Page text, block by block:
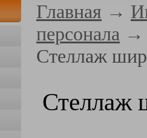
Главная →
персонала
Стеллаж
Стеллаж